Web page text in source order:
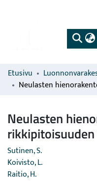
Etusivu
Neulasten
Sutinen, S.
Koivisto, L.
Raitio, H.